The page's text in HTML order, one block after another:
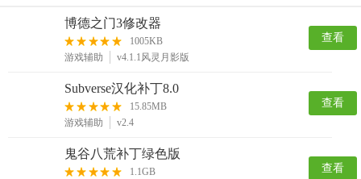
博德之门3修改器
1005KB
游戏辅助
v4.1.1风灵月影版
查看
Subverse汉化补丁8.0
15.85MB
游戏辅助
v2.4
查看
鬼谷八荒补丁绿色版
1.1GB
查看